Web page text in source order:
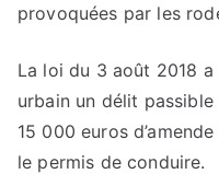
provoquées par les
La loi du 3 août 2018
urbain un délit passible
15 000 euros
le permis de conduire.